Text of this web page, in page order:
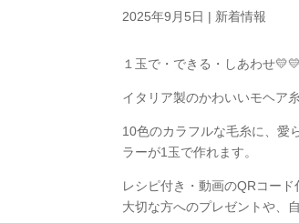
2025年9月5日 | 新着情報
１玉で・できる・しあわせ
イタリア製のかわいいモヘア
10色のカラフルな毛糸に、愛
ラーが1玉で作れます。
レシピ付き・動画のQRコード
大切な方へのプレゼントや、